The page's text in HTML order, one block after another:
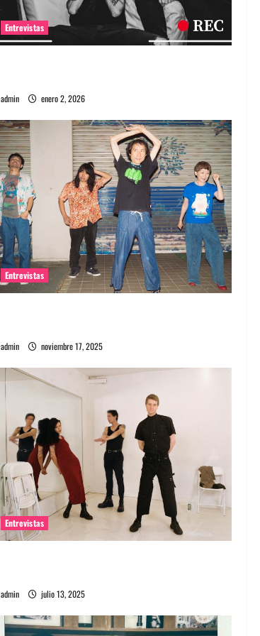
Entrevistas
admin enero 2, 2026
Entrevistas
admin noviembre 17, 2025
Entrevistas
admin julio 13, 2025